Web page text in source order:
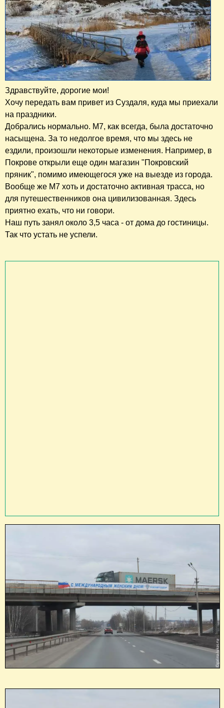
Здравствуйте, дорогие мои!
Хочу передать вам привет из Суздаля, куда мы приехали
на праздники.
Добрались нормально. М7, как всегда, была достаточно
насыщена. За то недолгое время, что мы здесь не
ездили, произошли некоторые изменения. Например, в
Покрове открыли еще один магазин "Покровский
пряник", помимо имеющегося уже на выезде из города.
Вообще же М7 хоть и достаточно активная трасса, но
для путешественников она цивилизованная. Здесь
приятно ехать, что ни говори.
Наш путь занял около 3,5 часа - от дома до гостиницы.
Так что устать не успели.